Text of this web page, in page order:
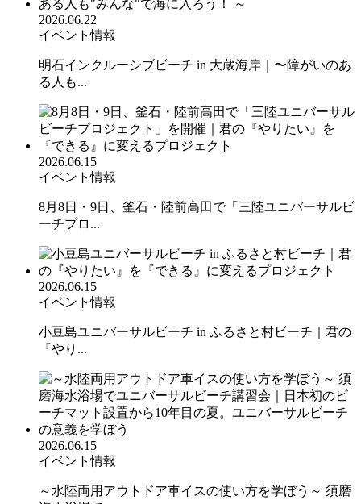
2026.06.22
イベント情報
明石インクルーシブビーチ in 大蔵海岸｜〜障がいのあ
る人も...
2026.06.15
イベント情報
8月8日・9日、釜石・陸前高田で「三陸ユニバーサルビ
ーチプロ...
2026.06.15
イベント情報
小豆島ユニバーサルビーチ in ふるさと村ビーチ｜君の
『やり...
2026.06.15
イベント情報
～水陸両用アウトドア車イスの使い方を学ぼう～ 須磨